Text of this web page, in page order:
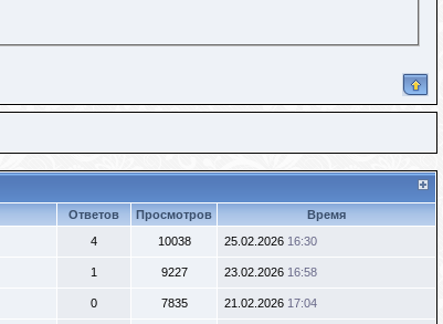
Ответов Просмотров Время
4 10038 25.02.2026 16:30
1 9227 23.02.2026 16:58
0 7835 21.02.2026 17:04